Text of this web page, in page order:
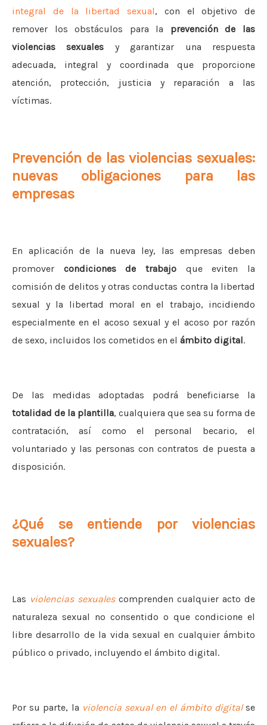
integral de la libertad sexual, con el objetivo de
remover los obstáculos para la prevención de las
violencias sexuales y garantizar una respuesta
adecuada, integral y coordinada que proporcione
atención, protección, justicia y reparación a las
víctimas.
Prevención de las violencias sexuales:
nuevas obligaciones para las
empresas
En aplicación de la nueva ley, las empresas deben
promover condiciones de trabajo que eviten la
comisión de delitos y otras conductas contra la libertad
sexual y la libertad moral en el trabajo, incidiendo
especialmente en el acoso sexual y el acoso por razón
de sexo, incluidos los cometidos en el ámbito digital.
De las medidas adoptadas podrá beneficiarse la
totalidad de la plantilla, cualquiera que sea su forma de
contratación, así como el personal becario, el
voluntariado y las personas con contratos de puesta a
disposición.
¿Qué se entiende por violencias
sexuales?
Las violencias sexuales comprenden cualquier acto de
naturaleza sexual no consentido o que condicione el
libre desarrollo de la vida sexual en cualquier ámbito
público o privado, incluyendo el ámbito digital.
Por su parte, la violencia sexual en el ámbito digital se